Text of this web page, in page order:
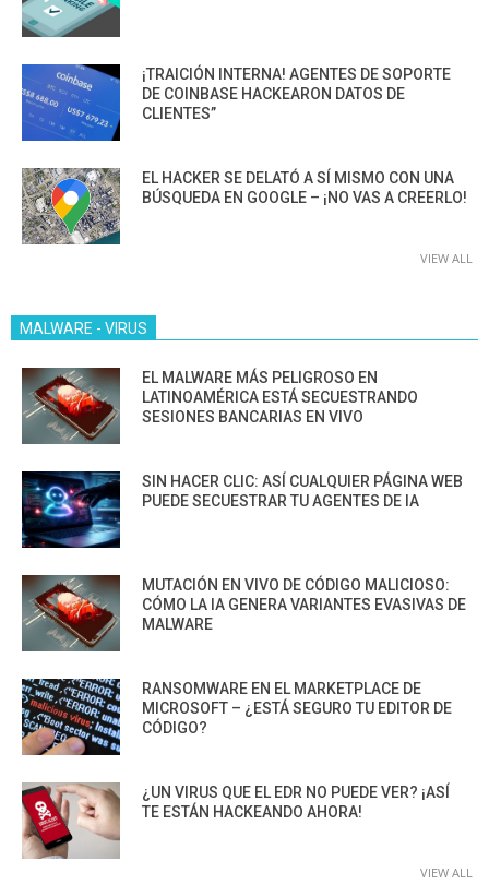
¡TRAICIÓN INTERNA! AGENTES DE SOPORTE
DE COINBASE HACKEARON DATOS DE
CLIENTES”
EL HACKER SE DELATÓ A SÍ MISMO CON UNA
BÚSQUEDA EN GOOGLE – ¡NO VAS A CREERLO!
VIEW ALL
MALWARE - VIRUS
EL MALWARE MÁS PELIGROSO EN
LATINOAMÉRICA ESTÁ SECUESTRANDO
SESIONES BANCARIAS EN VIVO
SIN HACER CLIC: ASÍ CUALQUIER PÁGINA WEB
PUEDE SECUESTRAR TU AGENTES DE IA
MUTACIÓN EN VIVO DE CÓDIGO MALICIOSO:
CÓMO LA IA GENERA VARIANTES EVASIVAS DE
MALWARE
RANSOMWARE EN EL MARKETPLACE DE
MICROSOFT – ¿ESTÁ SEGURO TU EDITOR DE
CÓDIGO?
¿UN VIRUS QUE EL EDR NO PUEDE VER? ¡ASÍ
TE ESTÁN HACKEANDO AHORA!
VIEW ALL